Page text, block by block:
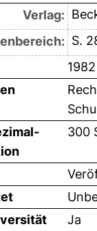
Verlag:
S.
1982
300
Ja